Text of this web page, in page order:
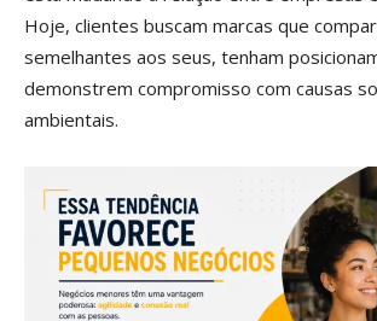
Hoje, clientes buscam marcas que
semelhantes aos seus, tenham
demonstrem compromisso com causas
ambientais.